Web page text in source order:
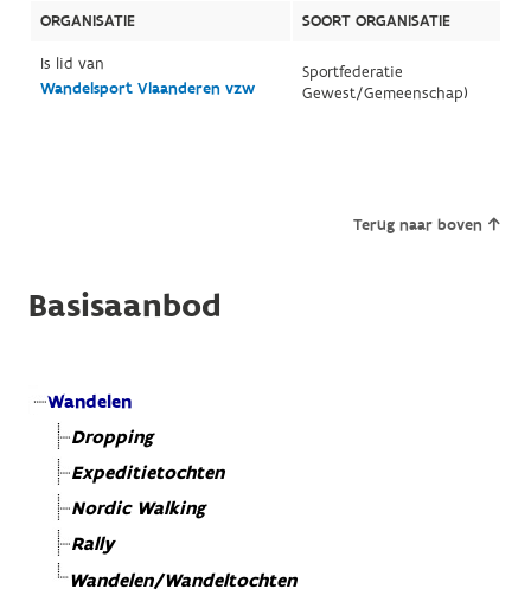
ORGANISATIE
SOORT ORGANISATIE
Is lid van
Wandelsport Vlaanderen vzw
Sportfederatie
Gewest/Gemeenschap)
Terug naar boven
Basisaanbod
Wandelen
Dropping
Expeditietochten
Nordic Walking
Rally
Wandelen/Wandeltochten